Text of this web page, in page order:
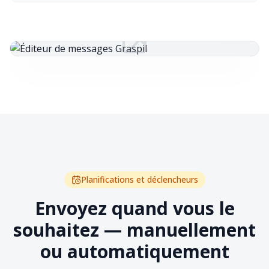
Planifications et déclencheurs
Envoyez quand vous le
souhaitez — manuellement
ou automatiquement